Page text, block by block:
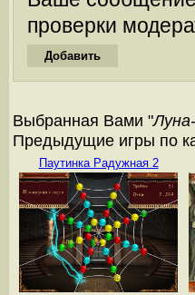
проверки
Выбранная Вами "
Предыдущие игры по
Паутинка Радужная 2